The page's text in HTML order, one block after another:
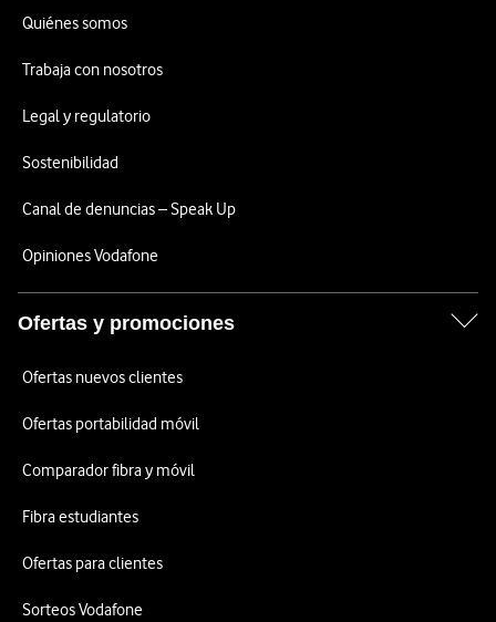
Quiénes somos
Trabaja con nosotros
Legal y regulatorio
Sostenibilidad
Canal de denuncias – Speak Up
Opiniones Vodafone
Ofertas y promociones
Ofertas nuevos clientes
Ofertas portabilidad móvil
Comparador fibra y móvil
Fibra estudiantes
Ofertas para clientes
Sorteos Vodafone